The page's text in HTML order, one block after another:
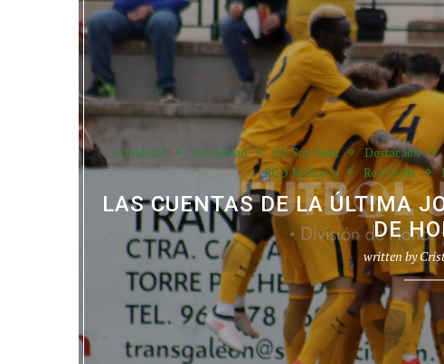
Actualidad Actualidad CD San Félix Destacado
RCD Mallorca
Real Betis
LAS CUENTAS DE LA ÚLTIMA
DE
written by